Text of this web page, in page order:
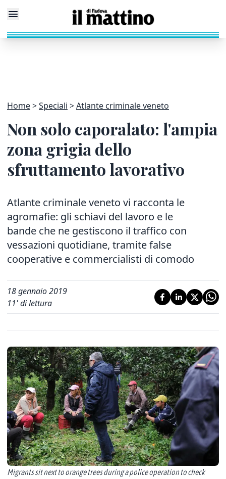
Home Speciali Atlante criminale veneto
Non solo caporalato: l'ampia
zona grigia dello
sfruttamento lavorativo
Atlante criminale veneto vi racconta le
agromafie: gli schiavi del lavoro e le
bande che ne gestiscono il traffico con
vessazioni quotidiane, tramite false
cooperative e commercialisti di comodo
18 gennaio 2019
11' di lettura
Migrants sit next to orange trees during a police operation to check